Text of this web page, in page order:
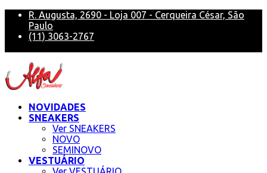
R. Augusta, 2690 - Loja 007 - Cerqueira César, São
Paulo
(11) 3063-2767
NOVIDADES
SNEAKERS
Ver SNEAKERS
NOVO
SEMINOVO
VESTUÁRIO